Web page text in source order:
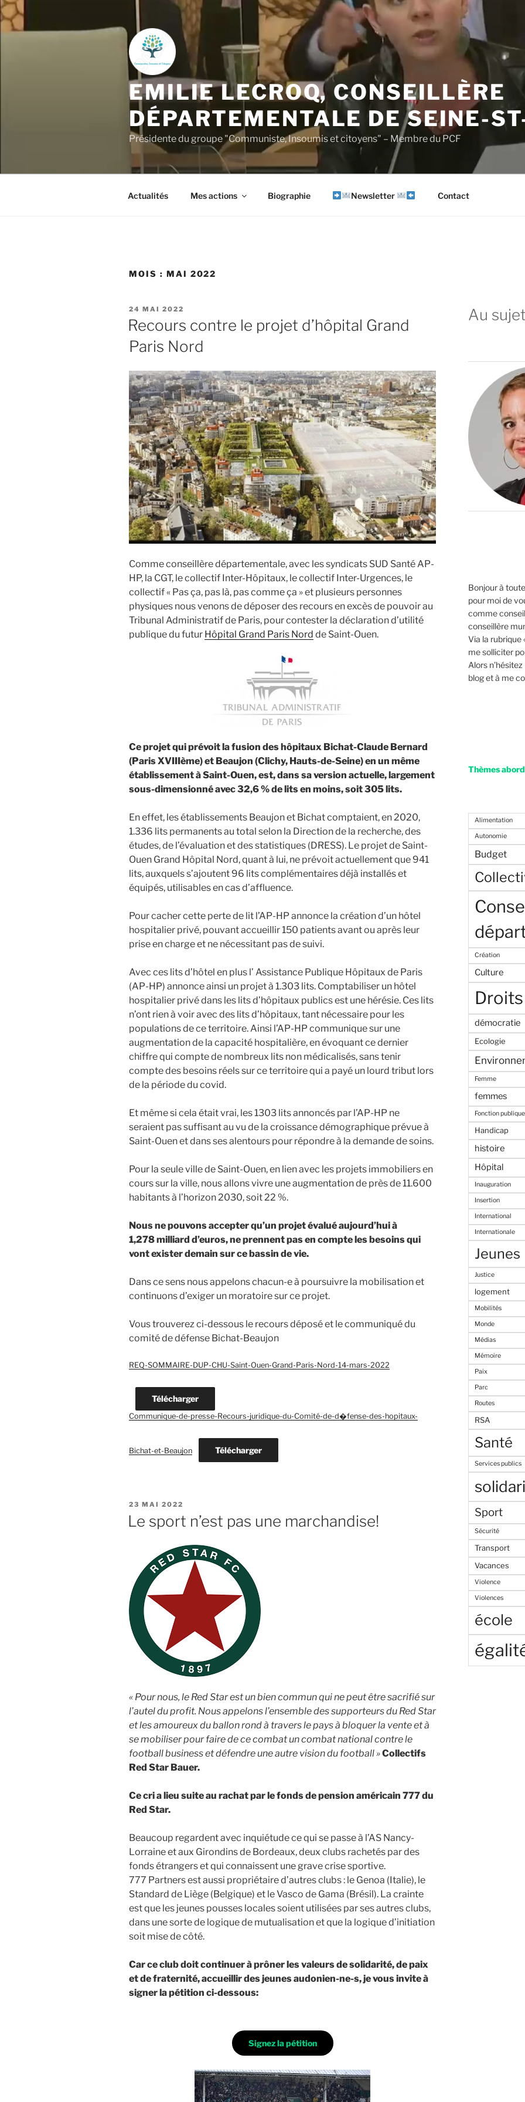
Aller
au
contenu
EMILIE LECROQ, CONSEILLÈRE
DÉPARTEMENTALE DE SEINE-
Présidente du groupe "Communiste, Insoumis et citoyens" – Membre du PCF
Actualités Mes actions Biographie Newsletter Contact
MOIS : MAI 2022
PUBLIÉ
LE
24 MAI 2022
Recours contre le projet d’hôpital Grand
Paris Nord
Comme conseillère départementale, avec les syndicats SUD Santé AP-
HP, la CGT, le collectif Inter-Hôpitaux, le collectif Inter-Urgences, le
collectif « Pas ça, pas là, pas comme ça » et plusieurs personnes
physiques nous venons de déposer des recours en excès de pouvoir au
Tribunal Administratif de Paris, pour contester la déclaration d’utilité
publique du futur Hôpital Grand Paris Nord de Saint-Ouen.
Ce projet qui prévoit la fusion des hôpitaux Bichat-Claude Bernard
(Paris XVIIIème) et Beaujon (Clichy, Hauts-de-Seine) en un même
établissement à Saint-Ouen, est, dans sa version actuelle, largement
sous-dimensionné avec 32,6 % de lits en moins, soit 305 lits.
En effet, les établissements Beaujon et Bichat comptaient, en 2020,
1.336 lits permanents au total selon la Direction de la recherche, des
études, de l’évaluation et des statistiques (DRESS). Le projet de Saint-
Ouen Grand Hôpital Nord, quant à lui, ne prévoit actuellement que 941
lits, auxquels s’ajoutent 96 lits complémentaires déjà installés et
équipés, utilisables en cas d’affluence.
Pour cacher cette perte de lit l’AP-HP annonce la création d’un hôtel
hospitalier privé, pouvant accueillir 150 patients avant ou après leur
prise en charge et ne nécessitant pas de suivi.
Avec ces lits d’hôtel en plus l’ Assistance Publique Hôpitaux de Paris
(AP-HP) annonce ainsi un projet à 1.303 lits. Comptabiliser un hôtel
hospitalier privé dans les lits d’hôpitaux publics est une hérésie. Ces lits
n’ont rien à voir avec des lits d’hôpitaux, tant nécessaire pour les
populations de ce territoire. Ainsi l’AP-HP communique sur une
augmentation de la capacité hospitalière, en évoquant ce dernier
chiffre qui compte de nombreux lits non médicalisés, sans tenir
compte des besoins réels sur ce territoire qui a payé un lourd tribut lors
de la période du covid.
Et même si cela était vrai, les 1303 lits annoncés par l’AP-HP ne
seraient pas suffisant au vu de la croissance démographique prévue à
Saint-Ouen et dans ses alentours pour répondre à la demande de soins.
Pour la seule ville de Saint-Ouen, en lien avec les projets immobiliers en
cours sur la ville, nous allons vivre une augmentation de près de 11.600
habitants à l’horizon 2030, soit 22 %.
Nous ne pouvons accepter qu’un projet évalué aujourd’hui à
1,278 milliard d’euros, ne prennent pas en compte les besoins qui
vont exister demain sur ce bassin de vie.
Dans ce sens nous appelons chacun-e à poursuivre la mobilisation et
continuons d’exiger un moratoire sur ce projet.
Vous trouverez ci-dessous le recours déposé et le communiqué du
comité de défense Bichat-Beaujon
REQ-SOMMAIRE-DUP-CHU-Saint-Ouen-Grand-Paris-Nord-14-mars-2022
Télécharger
Communique-de-presse-Recours-juridique-du-Comité-de-d�fense-des-hopitaux-
Bichat-et-Beaujon Télécharger
PUBLIÉ
LE
23 MAI 2022
Le sport n’est pas une marchandise!
« Pour nous, le Red Star est un bien commun qui ne peut être sacrifié sur
l’autel du profit. Nous appelons l’ensemble des supporteurs du Red Star
et les amoureux du ballon rond à travers le pays à bloquer la vente et à
se mobiliser pour faire de ce combat un combat national contre le
football business et défendre une autre vision du football »Collectifs
Red Star Bauer.
Ce cri a lieu suite au rachat par le fonds de pension américain 777 du
Red Star.
Beaucoup regardent avec inquiétude ce qui se passe à l’AS Nancy-
Lorraine et aux Girondins de Bordeaux, deux clubs rachetés par des
fonds étrangers et qui connaissent une grave crise sportive.
777 Partners est aussi propriétaire d’autres clubs : le Genoa (Italie), le
Standard de Liège (Belgique) et le Vasco de Gama (Brésil). La crainte
est que les jeunes pousses locales soient utilisées par ses autres clubs,
dans une sorte de logique de mutualisation et que la logique d’initiation
soit mise de côté.
Car ce club doit continuer à prôner les valeurs de solidarité, de paix
et de fraternité, accueillir des jeunes audonien-ne-s, je vous invite à
signerlapétition ci-dessous:
Signez la pétition
Au
Bonjour à
pour moi de
comme
conseillère
Via la rubrique
me solliciter
Alors
blog et à me
Thèmes
Alimentation
Autonomie
Budget
Création
Culture
Droits
démocratie
Ecologie
Femme
femmes
Fonction publique
Handicap
histoire
Hôpital
Inauguration
Insertion
International
Internationale
Jeunes
Justice
logement
Mobilités
Monde
Médias
Mémoire
Paix
Parc
Routes
RSA
Santé
Services publics
Sport
Sécurité
Transport
Vacances
Violence
Violences
école